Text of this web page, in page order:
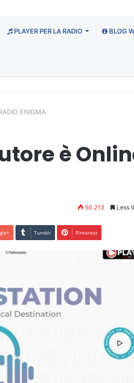
PLAYER PER LA RADIO BLOG
ENIGMA
è
50.213 Less
Tumblr Pinterest